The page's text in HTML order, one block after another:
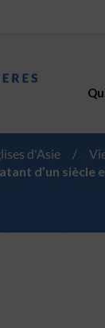
d'Asie /
d’un siècle